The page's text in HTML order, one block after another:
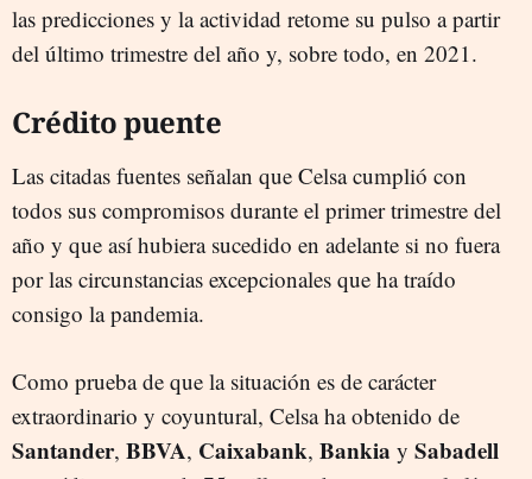
las predicciones y la actividad retome su pulso a partir
del último trimestre del año y, sobre todo, en 2021.
Crédito puente
Las citadas fuentes señalan que Celsa cumplió con
todos sus compromisos durante el primer trimestre del
año y que así hubiera sucedido en adelante si no fuera
por las circunstancias excepcionales que ha traído
consigo la pandemia.
Como prueba de que la situación es de carácter
extraordinario y coyuntural, Celsa ha obtenido de
Santander, BBVA, Caixabank, Bankia y Sabadell